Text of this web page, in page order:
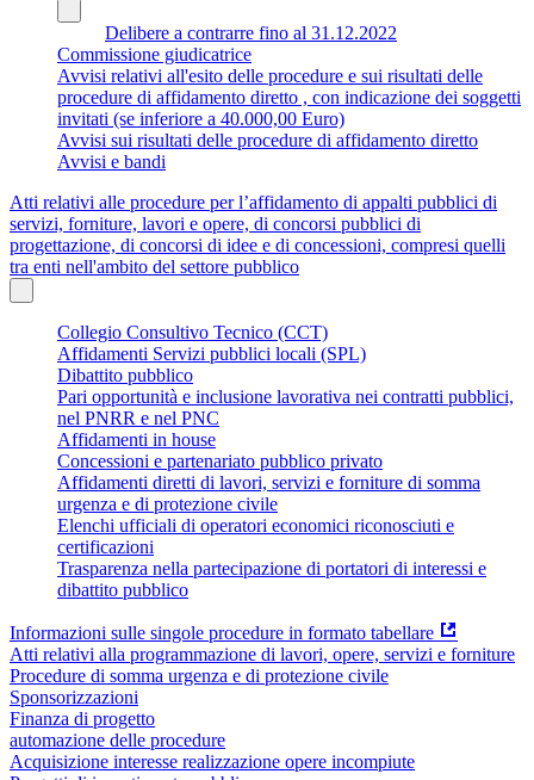
Delibere a contrarre fino al 31.12.2022
Commissione giudicatrice
Avvisi relativi all'esito delle procedure e sui risultati delle
procedure di affidamento diretto , con indicazione dei soggetti
invitati (se inferiore a 40.000,00 Euro)
Avvisi sui risultati delle procedure di affidamento diretto
Avvisi e bandi
Atti relativi alle procedure per l’affidamento di appalti pubblici di
servizi, forniture, lavori e opere, di concorsi pubblici di
progettazione, di concorsi di idee e di concessioni, compresi quelli
tra enti nell'ambito del settore pubblico
Collegio Consultivo Tecnico (CCT)
Affidamenti Servizi pubblici locali (SPL)
Dibattito pubblico
Pari opportunità e inclusione lavorativa nei contratti pubblici,
nel PNRR e nel PNC
Affidamenti in house
Concessioni e partenariato pubblico privato
Affidamenti diretti di lavori, servizi e forniture di somma
urgenza e di protezione civile
Elenchi ufficiali di operatori economici riconosciuti e
certificazioni
Trasparenza nella partecipazione di portatori di interessi e
dibattito pubblico
Informazioni sulle singole procedure in formato tabellare
Atti relativi alla programmazione di lavori, opere, servizi e forniture
Procedure di somma urgenza e di protezione civile
Sponsorizzazioni
Finanza di progetto
automazione delle procedure
Acquisizione interesse realizzazione opere incompiute